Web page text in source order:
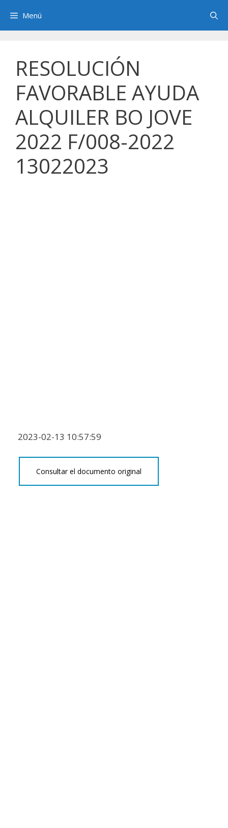
contenido
Menú
RESOLUCIÓN
FAVORABLE AYUDA
ALQUILER BO JOVE
2022 F/008-2022
13022023
2023-02-13 10:57:59
Consultar el documento original